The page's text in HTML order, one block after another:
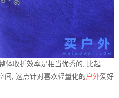
体收折效率是相当优秀的, 比起
间, 这点针对喜欢轻量化的户外爱好